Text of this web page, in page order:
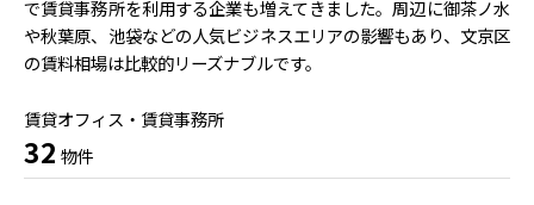
で賃貸事務所を利用する企業も増えてきました。周辺に御茶ノ水
や秋葉原、池袋などの人気ビジネスエリアの影響もあり、文京区
の賃料相場は比較的リーズナブルです。
賃貸オフィス・賃貸事務所
32 物件